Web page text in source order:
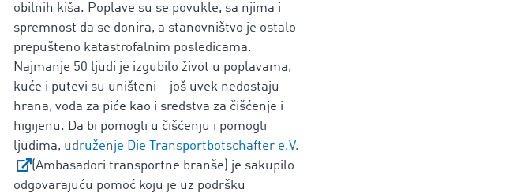
obilnih kiša. Poplave su se povukle, sa njima i
spremnost da se donira, a stanovništvo je ostalo
prepušteno katastrofalnim posledicama.
Najmanje 50 ljudi je izgubilo život u poplavama,
kuće i putevi su uništeni – još uvek nedostaju
hrana, voda za piće kao i sredstva za čišćenje i
higijenu. Da bi pomogli u čišćenju i pomogli
ljudima, udruženje Die Transportbotschafter e.V.
(Ambasadori transportne branše) je sakupilo
odgovarajuću pomoć koju je uz podršku